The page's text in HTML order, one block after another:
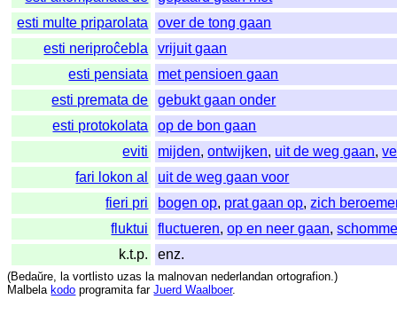
esti multe priparolata
over de tong gaan
esti neriproĉebla
vrijuit gaan
esti pensiata
met pensioen gaan
esti premata de
gebukt gaan onder
esti protokolata
op de bon gaan
eviti
mijden,ontwijken, uit de weg gaan,
fari lokon al
uit de weg gaan voor
fieri pri
bogen op, prat gaan op,zich
fluktui
fluctueren,op en neer gaan,
k.t.p.
enz.
(Bedaŭre, la vortlisto uzas la malnovan nederlandan ortografion.)
Malbela kodo programita far Juerd Waalboer.